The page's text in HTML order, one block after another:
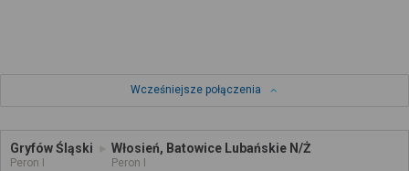
Wcześniejsze połączenia
Gryfów Śląski
Peron I
Włosień, Batowice Lubańskie N/Ż
Peron I